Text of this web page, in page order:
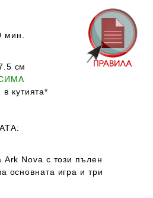
мин.
см
кутията*
Ark Nova с този пълен
основната игра и три